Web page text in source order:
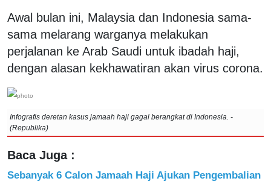
Awal bulan ini, Malaysia dan Indonesia sama-
sama melarang warganya melakukan
perjalanan ke Arab Saudi untuk ibadah haji,
dengan alasan kekhawatiran akan virus corona.
Infografis deretan kasus jamaah haji gagal berangkat di Indonesia. -
(Republika)
Baca Juga :
Sebanyak 6 Calon Jamaah Haji Ajukan Pengembalian